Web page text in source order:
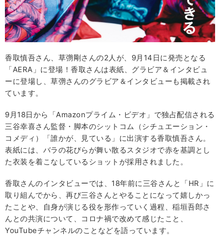
香取慎吾さん、草彅剛さんの2人が、9月14日に発売となる
「AERA」に登場！香取さんは表紙、グラビア＆インタビュ
ーに登場し、草彅さんのグラビア＆インタビューも掲載され
ています。
9月18日から「Amazonプライム・ビデオ」で独占配信される
三谷幸喜さん監督・脚本のシットコム（シチュエーション・
コメディ）「誰かが、見ている」に出演する香取慎吾さん。
表紙には、バラの花びらが舞い散るスタジオで赤を基調とし
た衣装を着こなしているショットが採用されました。
香取さんのインタビューでは、18年前に三谷さんと「HR」に
取り組んでから、再び三谷さんとやることになって嬉しかっ
たことや、自身が演じる役を形作っていく過程、稲垣吾郎さ
んとの共演について、コロナ禍で改めて感じたこと、
YouTubeチャンネルのことなどを語っています。